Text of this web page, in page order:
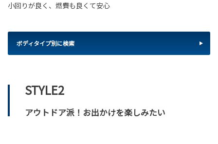
小回りが良く、燃費も良くて安心
ボディタイプ別に検索
STYLE2
アウトドア派！お出かけを楽しみたい